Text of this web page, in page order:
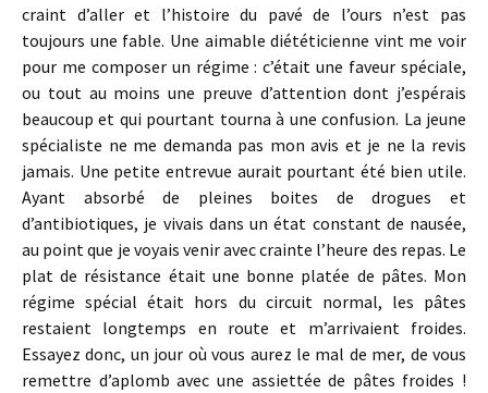
craint d’aller et l’histoire du pavé de l’ours n’est pas
toujours une fable. Une aimable diététicienne vint me voir
pour me composer un régime : c’était une faveur spéciale,
ou tout au moins une preuve d’attention dont j’espérais
beaucoup et qui pourtant tourna à une confusion. La jeune
spécialiste ne me demanda pas mon avis et je ne la revis
jamais. Une petite entrevue aurait pourtant été bien utile.
Ayant absorbé de pleines boites de drogues et
d’antibiotiques, je vivais dans un état constant de nausée,
au point que je voyais venir avec crainte l’heure des repas. Le
plat de résistance était une bonne platée de pâtes. Mon
régime spécial était hors du circuit normal, les pâtes
restaient longtemps en route et m’arrivaient froides.
Essayez donc, un jour où vous aurez le mal de mer, de vous
remettre d’aplomb avec une assiettée de pâtes froides !